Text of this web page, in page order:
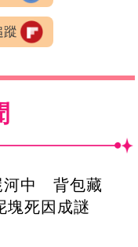
蹤
河中 背包藏
塊死因成謎